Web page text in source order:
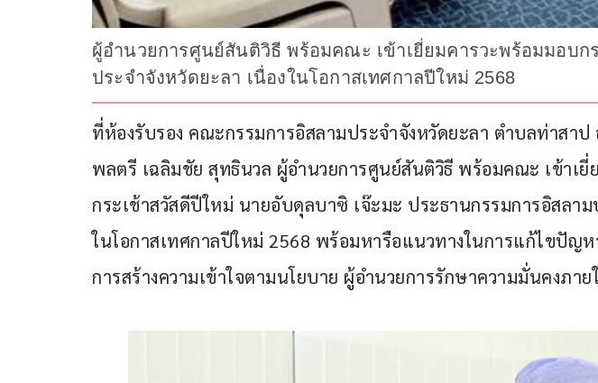
ผู้อำนวยการศูนย์สันติวิธี พร้อมคณะ เข้าเยี่ยมคารวะพร้อมมอบ
ประจำจังหวัดยะลา เนื่องในโอกาสเทศกาลปีใหม่ 2568
ที่ห้องรับรอง คณะกรรมการอิสลามประจำจังหวัดยะลา ตำบลท่าสาป
พลตรี เฉลิมชัย สุทธินวล ผู้อำนวยการศูนย์สันติวิธี พร้อมคณะ เข้าเ
กระเช้าสวัสดีปีใหม่ นายอับดุลบาซิ เจ๊ะมะ ประธานกรรมการอิสลาม
ในโอกาสเทศกาลปีใหม่ 2568 พร้อมหารือแนวทางในการแก้ไขปัญ
การสร้างความเข้าใจตามนโยบาย ผู้อำนวยการรักษาความมั่นคงภา